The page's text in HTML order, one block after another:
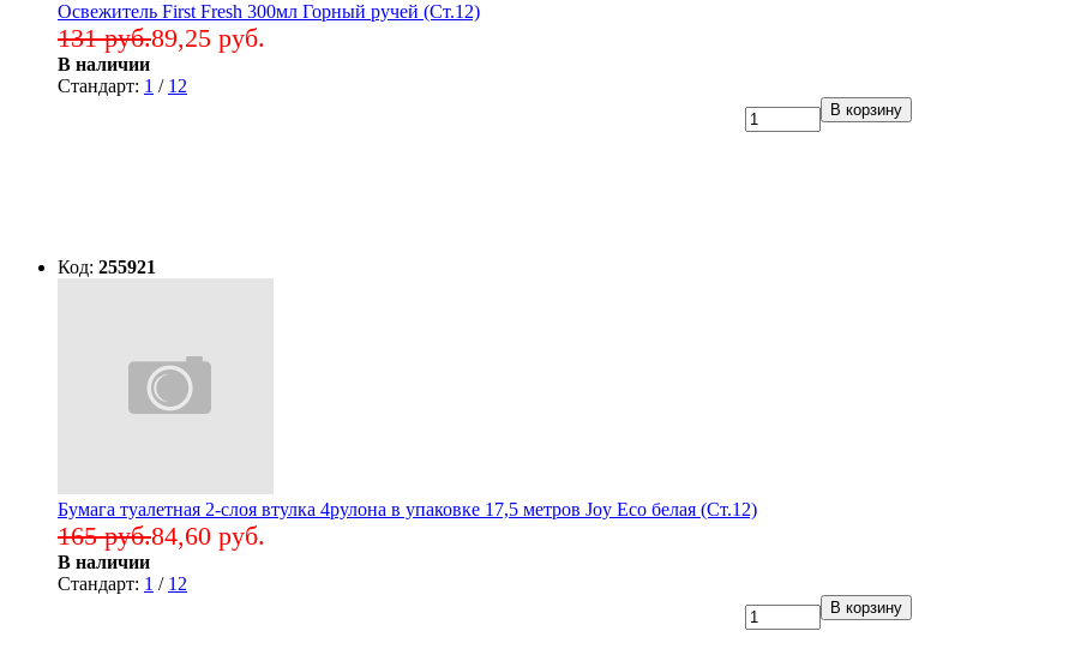
Освежитель First Fresh 300мл Горный ручей (Ст.12)
89,25 руб.
131 руб.
В наличии
Стандарт: 1 / 12
В корзину
Код: 255921
Бумага туалетная 2-слоя втулка 4рулона в упаковке 17,5 метров Joy Eco белая (Ст.12)
84,60 руб.
165 руб.
В наличии
Стандарт: 1 / 12
В корзину